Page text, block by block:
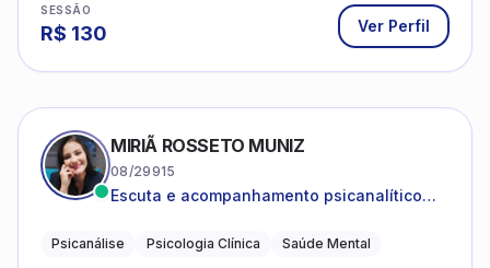
SESSÃO
R$ 130 Ver Perfil
MIRIÃ ROSSETO MUNIZ
08/29915
Escuta e acompanhamento psicanalítico
Psicanálise Psicologia Clínica Saúde Mental